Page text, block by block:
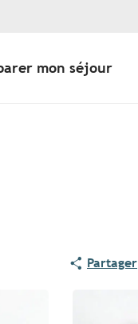
mon séjour
Partager